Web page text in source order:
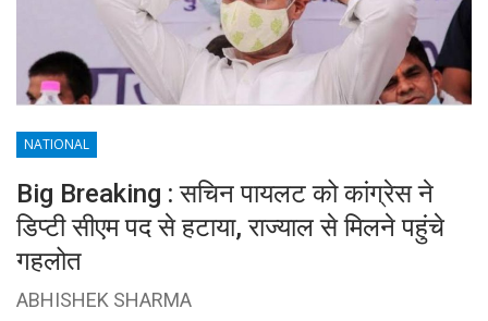
NATIONAL
Big Breaking : सचिन पायलट को कांग्रेस ने
डिप्टी सीएम पद से हटाया, राज्याल से मिलने पहुंचे
गहलोत
ABHISHEK SHARMA